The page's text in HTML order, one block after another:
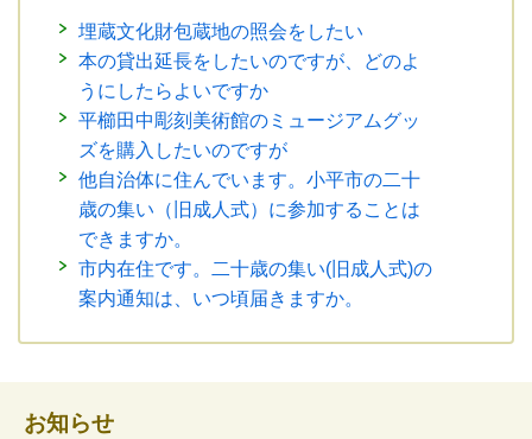
埋蔵文化財包蔵地の照会をしたい
本の貸出延長をしたいのですが、どのよ
うにしたらよいですか
平櫛田中彫刻美術館のミュージアムグッ
ズを購入したいのですが
他自治体に住んでいます。小平市の二十
歳の集い（旧成人式）に参加することは
できますか。
市内在住です。二十歳の集い(旧成人式)の
案内通知は、いつ頃届きますか。
お知らせ